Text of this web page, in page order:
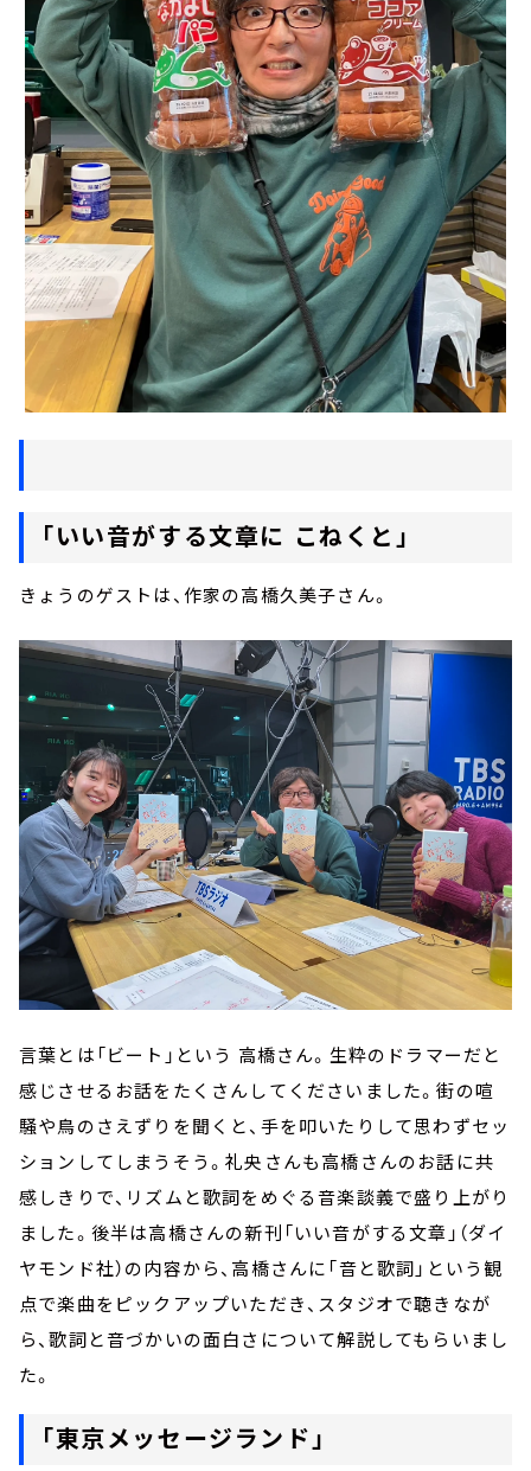
「いい音がする文章に こねくと」
きょうのゲストは、作家の高橋久美子さん。
言葉とは「ビート」という 高橋さん。生粋のドラマーだと
感じさせるお話をたくさんしてくださいました。街の喧
騒や鳥のさえずりを聞くと、手を叩いたりして思わずセッ
ションしてしまうそう。礼央さんも高橋さんのお話に共
感しきりで、リズムと歌詞をめぐる音楽談義で盛り上がり
ました。後半は高橋さんの新刊「いい音がする文章」（ダイ
ヤモンド社）の内容から、高橋さんに「音と歌詞」という観
点で楽曲をピックアップいただき、スタジオで聴きなが
ら、歌詞と音づかいの面白さについて解説してもらいまし
た。
「東京メッセージランド」